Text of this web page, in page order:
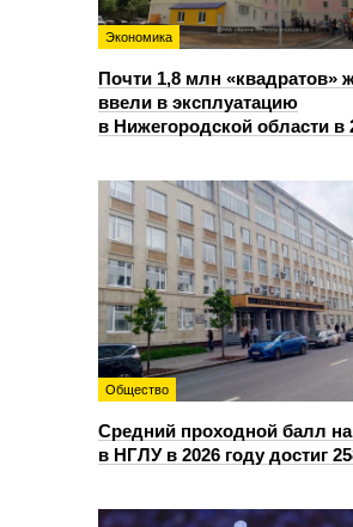
Экономика
Почти 1,8 млн «квадратов»
ввели в эксплуатацию
в Нижегородской области в
Общество
Средний проходной балл
в НГЛУ в 2026 году достиг